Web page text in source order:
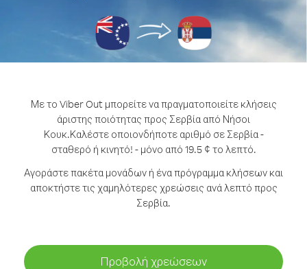
Με το Viber Out μπορείτε να πραγματοποιείτε κλήσεις
άριστης ποιότητας προς Σερβία από Νήσοι
Κουκ.Καλέστε οποιονδήποτε αριθμό σε Σερβία -
σταθερό ή κινητό! - μόνο από 19.5 ¢ το λεπτό.
Αγοράστε πακέτα μονάδων ή ένα πρόγραμμα κλήσεων και
αποκτήστε τις χαμηλότερες χρεώσεις ανά λεπτό προς
Σερβία.
Προβολή χρεώσεων